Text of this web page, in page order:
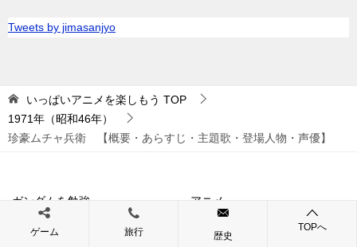
Tweets by jimasanjyo
いっぱいアニメを楽しもう TOP
1971年（昭和46年）
珍豪ムチャ兵衛 【概要・あらすじ・主題歌・登場人物・声優】
ガンダムを勉強 アニメ
ゲーム 旅行 歴史
TOPへ